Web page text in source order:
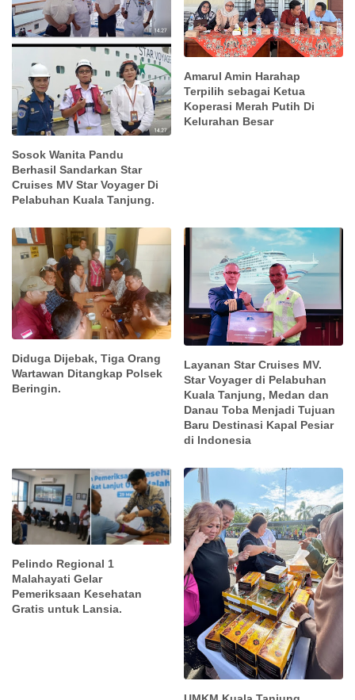
Sosok Wanita Pandu
Berhasil Sandarkan Star
Cruises MV Star Voyager Di
Pelabuhan Kuala Tanjung.
Amarul Amin Harahap
Terpilih sebagai Ketua
Koperasi Merah Putih Di
Kelurahan Besar
Diduga Dijebak, Tiga Orang
Wartawan Ditangkap Polsek
Beringin.
Layanan Star Cruises MV.
Star Voyager di Pelabuhan
Kuala Tanjung, Medan dan
Danau Toba Menjadi Tujuan
Baru Destinasi Kapal Pesiar
di Indonesia
Pelindo Regional 1
Malahayati Gelar
Pemeriksaan Kesehatan
Gratis untuk Lansia.